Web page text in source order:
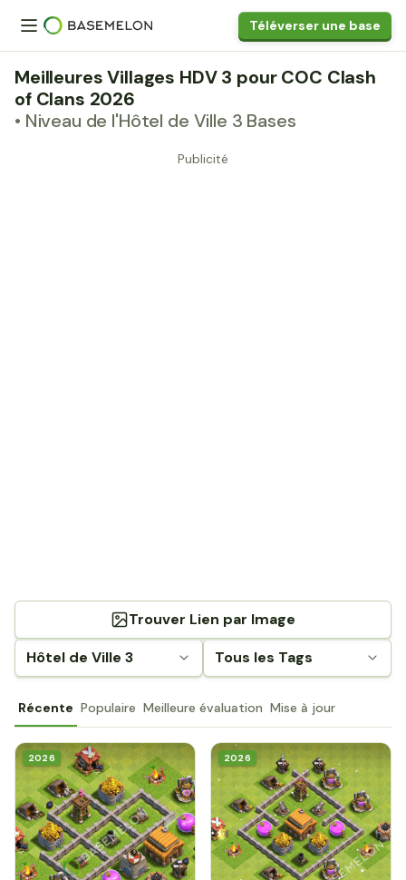
Téléverser une base
Meilleures Villages HDV 3 pour COC Clash
of Clans 2026
• Niveau de l'Hôtel de Ville 3 Bases
Publicité
Hôtel de Ville 3 Tous les Tags
Trouver Lien par Image
Récente Populaire Meilleure évaluation Mise à jour
2026 2026